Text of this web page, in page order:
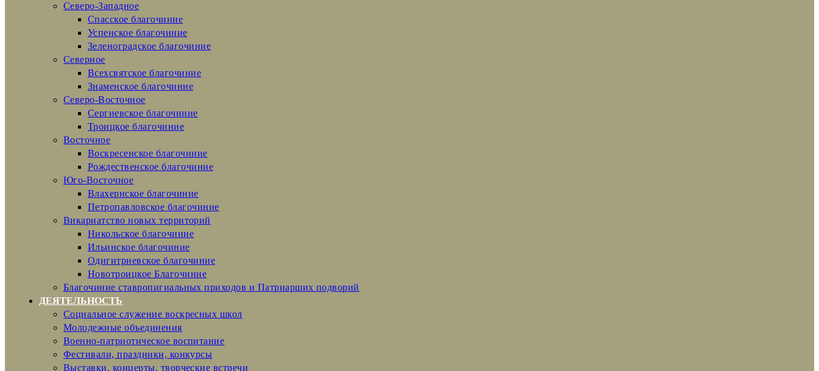
Северо-Западное
Спасское благочиние
Успенское благочиние
Зеленоградское благочиние
Северное
Всехсвятское благочиние
Знаменское благочиние
Северо-Восточное
Сергиевское благочиние
Троицкое благочиние
Восточное
Воскресенское благочиние
Рождественское благочиние
Юго-Восточное
Влахернское благочиние
Петропавловское благочиние
Викариатство новых территорий
Никольское благочиние
Ильинское благочиние
Одигитриевское благочиние
Новотроицкое Благочиние
Благочиние ставропигиальных приходов и Патриарших подворий
ДЕЯТЕЛЬНОСТЬ
Социальное служение воскресных школ
Молодежные объединения
Военно-патриотическое воспитание
Фестивали, праздники, конкурсы
Выставки, концерты, творческие встречи